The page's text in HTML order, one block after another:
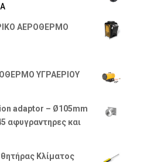
ΑΕΡΟΘΕΡΜΟ
ΥΓΡΑΕΡΙΟΥ
adaptor – Ø105mm
αφυγραντηρες και
Κλίματος